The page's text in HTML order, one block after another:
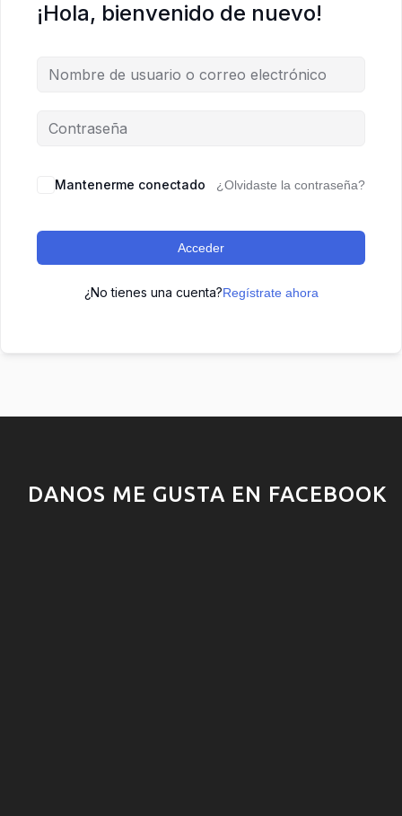
¡Hola, bienvenido de nuevo!
Mantenerme conectado ¿Olvidaste la contraseña?
Acceder
¿No tienes una cuenta?Regístrate ahora
DANOS ME GUSTA EN FACEBOOK